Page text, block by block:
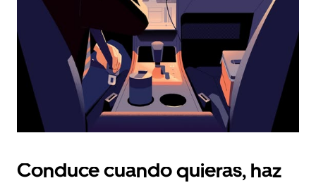
calendario.
Conduce cuando quieras, haz